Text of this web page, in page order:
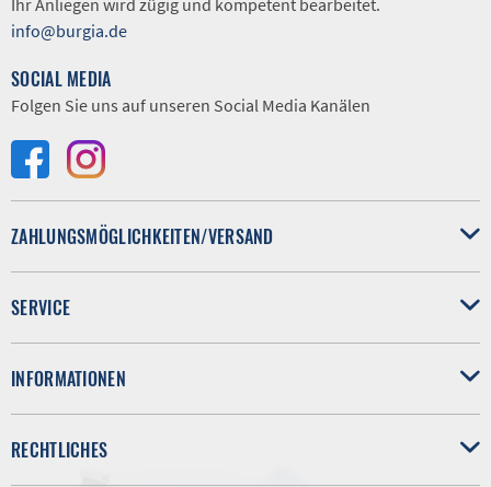
info@burgia.de
SOCIAL MEDIA
Folgen Sie uns auf unseren Social Media Kanälen
ZAHLUNGSMÖGLICHKEITEN/VERSAND
SERVICE
INFORMATIONEN
RECHTLICHES